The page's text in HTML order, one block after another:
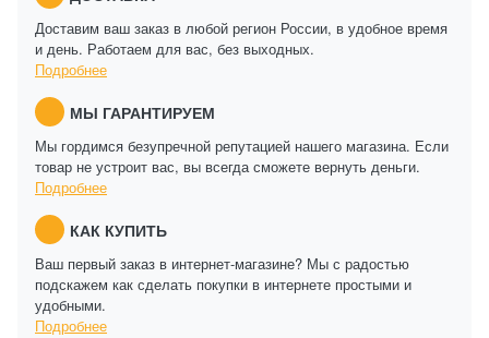
Доставим ваш заказ в любой регион России, в удобное время
и день. Работаем для вас, без выходных.
Подробнее
МЫ ГАРАНТИРУЕМ
Мы гордимся безупречной репутацией нашего магазина. Если
товар не устроит вас, вы всегда сможете вернуть деньги.
Подробнее
КАК КУПИТЬ
Ваш первый заказ в интернет-магазине? Мы с радостью
подскажем как сделать покупки в интернете простыми и
удобными.
Подробнее